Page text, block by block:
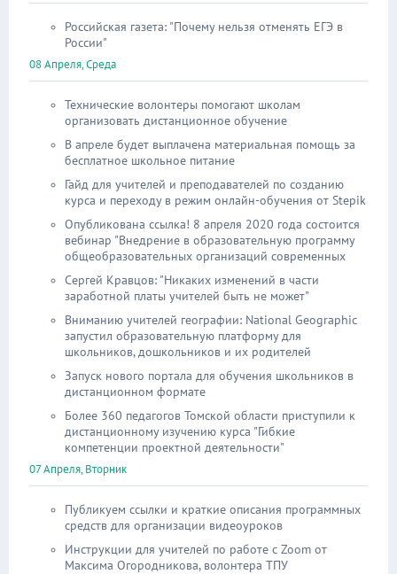
Российская газета: "Почему нельзя отменять ЕГЭ в
России"
08 Апреля, Среда
Технические волонтеры помогают школам
организовать дистанционное обучение
В апреле будет выплачена материальная помощь за
бесплатное школьное питание
Гайд для учителей и преподавателей по созданию
курса и переходу в режим онлайн-обучения от Stepik
Опубликована ссылка! 8 апреля 2020 года состоится
вебинар "Внедрение в образовательную программу
общеобразовательных организаций современных
Сергей Кравцов: "Никаких изменений в части
заработной платы учителей быть не может"
Вниманию учителей географии: National Geographic
запустил образовательную платформу для
школьников, дошкольников и их родителей
Запуск нового портала для обучения школьников в
дистанционном формате
Более 360 педагогов Томской области приступили к
дистанционному изучению курса "Гибкие
компетенции проектной деятельности"
07 Апреля, Вторник
Публикуем ссылки и краткие описания программных
средств для организации видеоуроков
Инструкции для учителей по работе с Zoom от
Максима Огородникова, волонтера ТПУ